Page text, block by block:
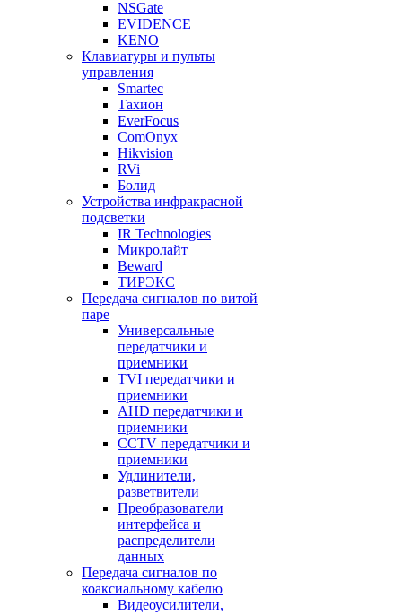
NSGate
EVIDENCE
KENO
Клавиатуры и пульты
управления
Smartec
Тахион
EverFocus
ComOnyx
Hikvision
RVi
Болид
Устройства инфракрасной
подсветки
IR Technologies
Микролайт
Beward
ТИРЭКС
Передача сигналов по витой
паре
Универсальные
передатчики и
приемники
TVI передатчики и
приемники
AHD передатчики и
приемники
CCTV передатчики и
приемники
Удлинители,
разветвители
Преобразователи
интерфейса и
распределители
данных
Передача сигналов по
коаксиальному кабелю
Видеоусилители,